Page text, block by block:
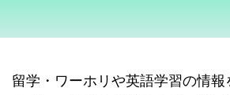
留学・ワーホリや英語学習の情